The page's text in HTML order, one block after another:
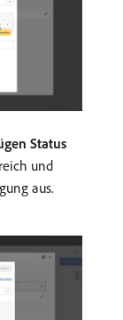
Status
und
aus.